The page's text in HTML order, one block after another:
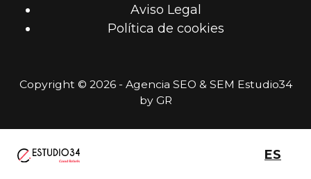
ES
Aviso Legal
Política de cookies
Copyright © 2026 - Agencia SEO & SEM Estudio34
by GR